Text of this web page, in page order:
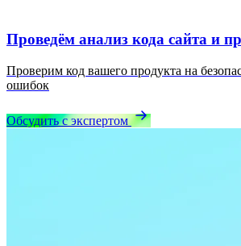
Проведём анализ кода сайта и
Проверим код вашего продукта на
ошибок
Обсудить с экспертом